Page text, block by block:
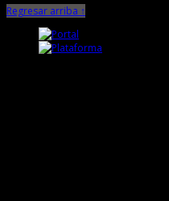
Regresar arriba ↑